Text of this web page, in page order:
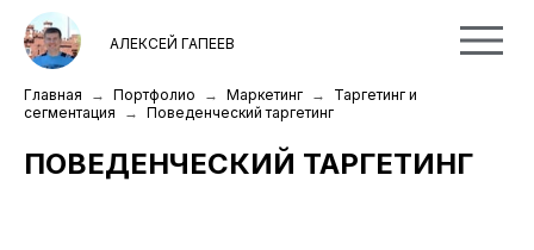
АЛЕКСЕЙ ГАПЕЕВ
Главная Портфолио Маркетинг
Таргетинг и
сегментация
Поведенческий таргетинг
ПОВЕДЕНЧЕСКИЙ ТАРГЕТИНГ